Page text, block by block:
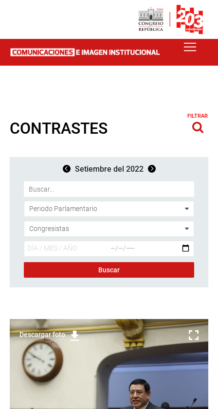
CONTRASTES
FILTRAR
Setiembre del 2022
Descargar foto